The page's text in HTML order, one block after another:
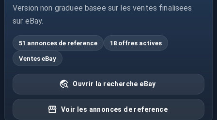
Version non graduee basee sur les ventes finalisees
sur eBay.
51 annonces de reference 18 offres actives
Ventes eBay
Ouvrir la recherche eBay
Voir les annonces de reference